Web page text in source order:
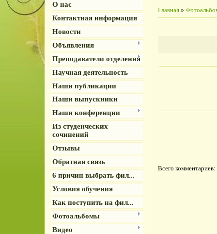
О нас
Контактная информация
Новости
Объявления
Преподаватели отделения
Научная деятельность
Наши публикации
Наши выпускники
Наши конференции
Из студенческих
сочинений
Отзывы
Обратная связь
6 причин выбрать фил...
Условия обучения
Как поступить на фил...
Фотоальбомы
Видео
Главная »
Всего комментариев: